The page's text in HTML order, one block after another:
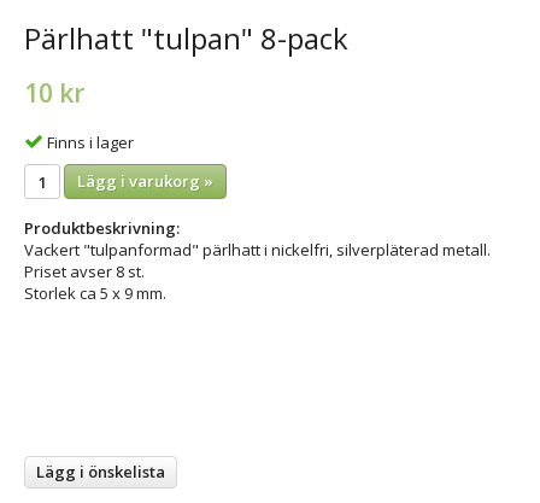
Pärlhatt "tulpan" 8-pack
10 kr
Finns i lager
Lägg i varukorg »
Produktbeskrivning:
Vackert "tulpanformad" pärlhatt i nickelfri, silverpläterad metall.
Priset avser 8 st.
Storlek ca 5 x 9 mm.
Lägg i önskelista